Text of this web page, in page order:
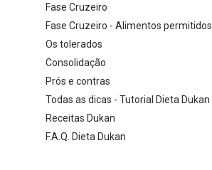
Fase Cruzeiro
Fase Cruzeiro - Alimentos permitidos
Os tolerados
Consolidação
Prós e contras
Todas as dicas - Tutorial Dieta Dukan
Receitas Dukan
F.A.Q. Dieta Dukan